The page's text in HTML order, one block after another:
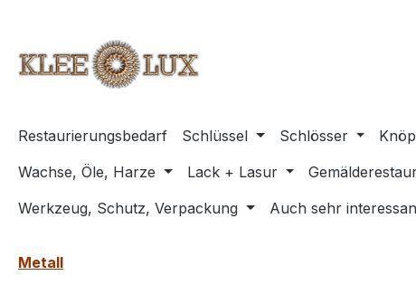
Restaurierungsbedarf Schlüssel Schlösser
Wachse, Öle, Harze
Lack + Lasur
Werkzeug, Schutz, Verpackung
Auch sehr
Metall